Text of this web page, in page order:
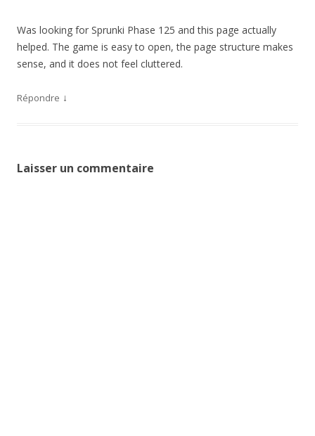
Was looking for Sprunki Phase 125 and this page actually
helped. The game is easy to open, the page structure makes
sense, and it does not feel cluttered.
Répondre ↓
Laisser un commentaire